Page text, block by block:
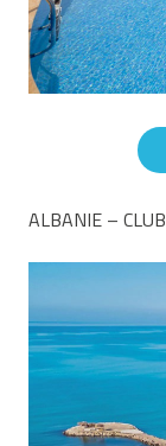
ALBANIE –